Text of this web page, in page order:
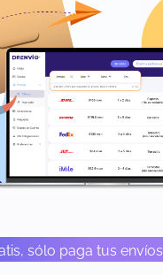
sólo paga tus envíos